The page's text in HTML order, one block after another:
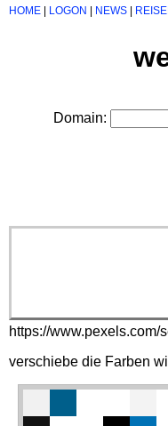
HOME LOGON NEWS
Domain:
https://
verschiebe die Farben